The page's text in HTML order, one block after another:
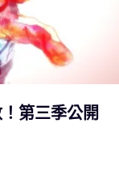
第三季公開